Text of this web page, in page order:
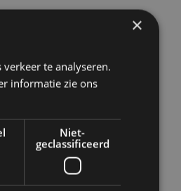
×
te analyseren.
informatie zie ons
Niet-
geclassificeerd